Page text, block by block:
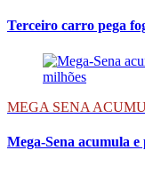
Terceiro carro pega
MEGA SENA
Mega-Sena acumula